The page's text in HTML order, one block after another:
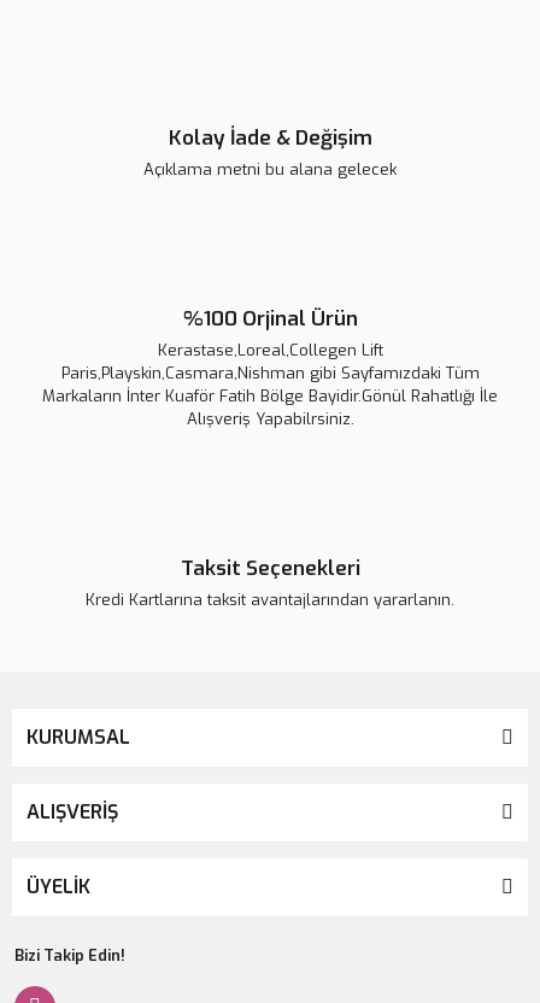
Kolay İade & Değişim
Açıklama metni bu alana gelecek
%100 Orjinal Ürün
Kerastase,Loreal,Collegen Lift
Paris,Playskin,Casmara,Nishman gibi Sayfamızdaki Tüm
Markaların İnter Kuaför Fatih Bölge Bayidir.Gönül Rahatlığı İle
Alışveriş Yapabilrsiniz.
Taksit Seçenekleri
Kredi Kartlarına taksit avantajlarından yararlanın.
KURUMSAL
ALIŞVERİŞ
ÜYELİK
Bizi Takip Edin!